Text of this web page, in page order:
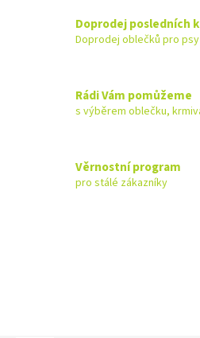
Doprodej posledních
Doprodej oblečků pro
Rádi Vám pomůžeme
s výběrem oblečku,
Věrnostní program
pro stálé zákazníky